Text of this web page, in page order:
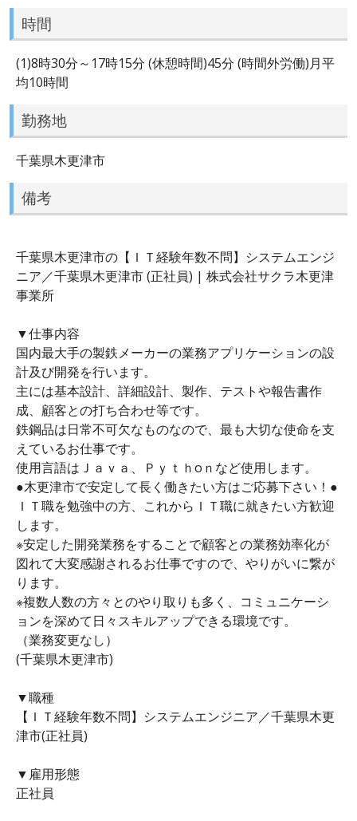
時間
(1)8時30分～17時15分 (休憩時間)45分 (時間外労働)月平
均10時間
勤務地
千葉県木更津市
備考
千葉県木更津市の【ＩＴ経験年数不問】システムエンジ
ニア／千葉県木更津市 (正社員) | 株式会社サクラ木更津
事業所
▼仕事内容
国内最大手の製鉄メーカーの業務アプリケーションの設
計及び開発を行います。
主には基本設計、詳細設計、製作、テストや報告書作
成、顧客との打ち合わせ等です。
鉄鋼品は日常不可欠なものなので、最も大切な使命を支
えているお仕事です。
使用言語はＪａｖａ、Ｐｙｔｈоｎなど使用します。
●木更津市で安定して長く働きたい方はご応募下さい！●
ＩＴ職を勉強中の方、これからＩＴ職に就きたい方歓迎
します。
※安定した開発業務をすることで顧客との業務効率化が
図れて大変感謝されるお仕事ですので、やりがいに繋が
ります。
※複数人数の方々とのやり取りも多く、コミュニケーシ
ョンを深めて日々スキルアップできる環境です。
（業務変更なし）
(千葉県木更津市)
▼職種
【ＩＴ経験年数不問】システムエンジニア／千葉県木更
津市(正社員)
▼雇用形態
正社員